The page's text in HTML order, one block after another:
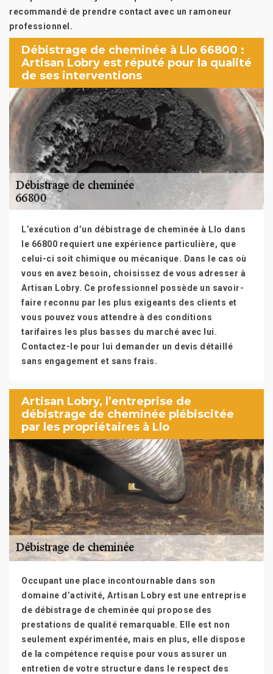
recommandé de prendre contact avec un ramoneur
professionnel.
Débistrage de cheminée à Llo 66800 :
Artisan Lobry est réputé pour la qualité
de ses interventions
L’exécution d’un débistrage de cheminée à Llo dans
le 66800 requiert une expérience particulière, que
celui-ci soit chimique ou mécanique. Dans le cas où
vous en avez besoin, choisissez de vous adresser à
Artisan Lobry. Ce professionnel possède un savoir-
faire reconnu par les plus exigeants des clients et
vous pouvez vous attendre à des conditions
tarifaires les plus basses du marché avec lui.
Contactez-le pour lui demander un devis détaillé
sans engagement et sans frais.
Artisan Lobry, l’entreprise de
débistrage de cheminée plébiscitée
par les propriétaires à Llo
Occupant une place incontournable dans son
domaine d’activité, Artisan Lobry est une entreprise
de débistrage de cheminée qui propose des
prestations de qualité remarquable. Elle est non
seulement expérimentée, mais en plus, elle dispose
de la compétence requise pour vous assurer un
entretien de votre structure dans le respect des